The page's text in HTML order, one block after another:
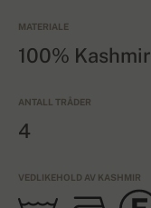
MATERIALE
100% Kashmir
ANTALL TRÅDER
4
VEDLIKEHOLD AV KASHMIR